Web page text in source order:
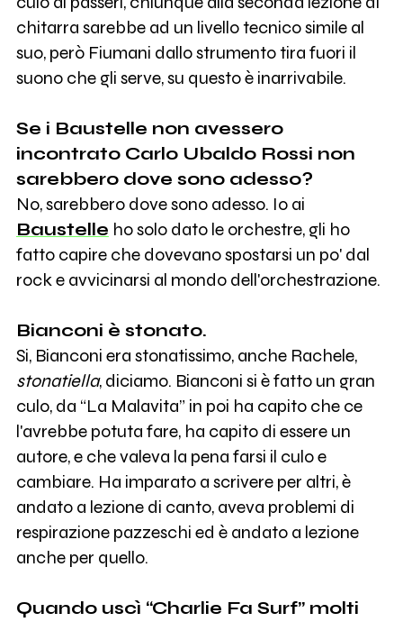
chitarra sarebbe ad un livello tecnico simile al
suo, però Fiumani dallo strumento tira fuori il
suono che gli serve, su questo è inarrivabile.
Se i Baustelle non avessero
incontrato Carlo Ubaldo Rossi non
sarebbero dove sono adesso?
No, sarebbero dove sono adesso. Io ai
Baustelle ho solo dato le orchestre, gli ho
fatto capire che dovevano spostarsi un po' dal
rock e avvicinarsi al mondo dell'orchestrazione.
Bianconi è stonato.
Si, Bianconi era stonatissimo, anche Rachele,
stonatiella, diciamo. Bianconi si è fatto un gran
culo, da “La Malavita” in poi ha capito che ce
l'avrebbe potuta fare, ha capito di essere un
autore, e che valeva la pena farsi il culo e
cambiare. Ha imparato a scrivere per altri, è
andato a lezione di canto, aveva problemi di
respirazione pazzeschi ed è andato a lezione
anche per quello.
Quando uscì “Charlie Fa Surf” molti